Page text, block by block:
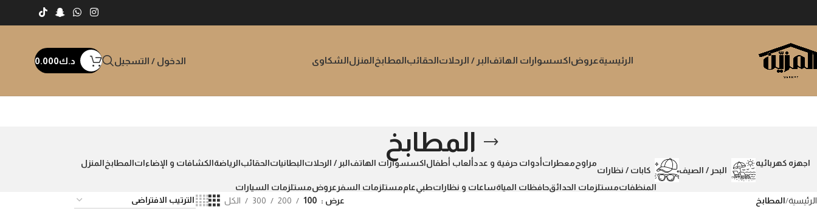
الرئيسيةعروضاكسسوارات الهاتفالبر / الرحلاتالحقائبالمطابخ المنزلالشكاوى الدخول / التسجيل د.ك0.000
المطابخ
اجهزه كهربائيه
البحر / الصيف كابات / نظارات
مراوح معطراتأدوات حرفية و عددألعاب أطفالاكسسوارات الهاتفالبر / الرحلاتالبطانياتالحقائبالرياضةالكشافات و الإضاءاتالمطابخالمنزل
المنظفاتمستلزمات الحدائقحافظات المياةساعات و نظاراتطبيعاممستلزمات السفر عروضمستلزمات السيارات
الرئيسية المطابخ عرض 100
200
300 الكل